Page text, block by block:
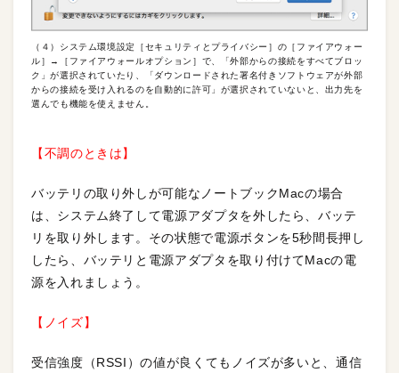
（４）システム環境設定［セキュリティとプライバシー］の［ファイアウォー
ル］→［ファイアウォールオプション］で、「外部からの接続をすべてブロッ
ク」が選択されていたり、「ダウンロードされた署名付きソフトウェアが外部
からの接続を受け入れるのを自動的に許可」が選択されていないと、出力先を
選んでも機能を使えません。
【不調のときは】
バッテリの取り外しが可能なノートブックMacの場合
は、システム終了して電源アダプタを外したら、バッテ
リを取り外します。その状態で電源ボタンを5秒間長押し
したら、バッテリと電源アダプタを取り付けてMacの電
源を入れましょう。
【ノイズ】
受信強度（RSSI）の値が良くてもノイズが多いと、通信